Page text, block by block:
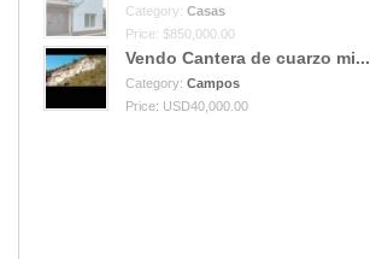
Category: Casas
Price: $850,000.00
Vendo Cantera de cuarzo mi...
Category: Campos
Price: USD40,000.00